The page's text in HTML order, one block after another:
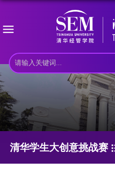
清华学生大创意挑战赛